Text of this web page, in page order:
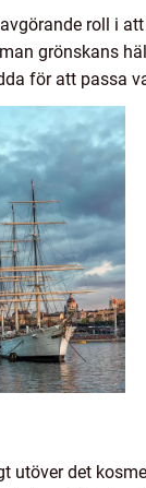
roll i
grönskans
för att passa
utöver det